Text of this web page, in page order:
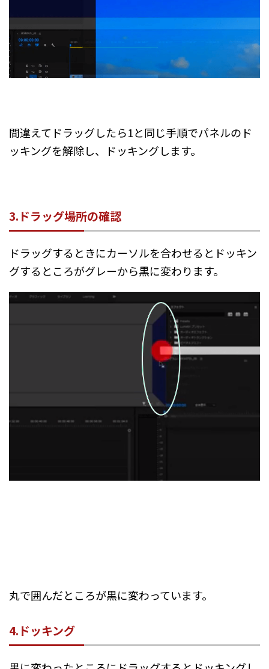
間違えてドラッグしたら1と同じ手順でパネルのド
ッキングを解除し、ドッキングします。
3.ドラッグ場所の確認
ドラッグするときにカーソルを合わせるとドッキン
グするところがグレーから黒に変わります。
丸で囲んだところが黒に変わっています。
4.ドッキング